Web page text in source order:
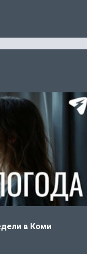
в Коми